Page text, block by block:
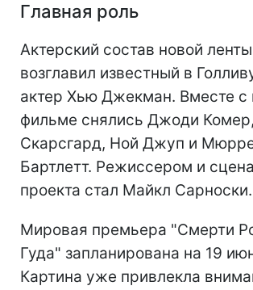
Главная роль
Актерский состав новой ленты
возглавил известный в
актер Хью Джекман. Вместе с
фильме снялись Джоди
Скарсгард, Ной Джуп и
Бартлетт. Режиссером и
проекта стал Майкл Сарноски.
Мировая премьера "Смерти
Гуда" запланирована на 19
Картина уже привлекла